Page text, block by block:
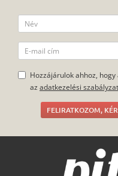
Hozzájárulok ahhoz,
az adatkezelési
FELIRATKOZOM,